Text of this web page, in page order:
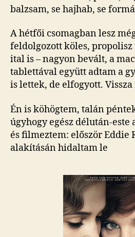
balzsam, se hajhab, se
A hétfői csomagban lesz
feldolgozott köles,
ital is – nagyon bevált, a
tablettával együtt adtam a
is lettek, de elfogyott. Vissza
Én is köhögtem, talán
úgyhogy egész délután-este
és filmeztem: először Eddie
alakításán hidaltam le